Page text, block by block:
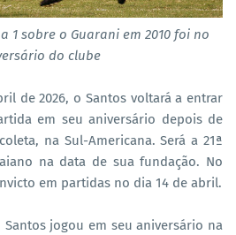
1 sobre o Guarani em 2010 foi no
do clube
de 2026, o Santos voltará a entrar
em seu aniversário depois de
na Sul-Americana. Será a 21ª
na data de sua fundação. No
em partidas no dia 14 de abril.
jogou em seu aniversário na